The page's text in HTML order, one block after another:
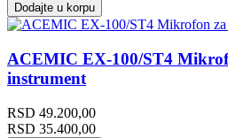
Dodajte u korpu
ACEMIC EX-100/ST4
instrument
RSD 49.200,00
RSD 35.400,00